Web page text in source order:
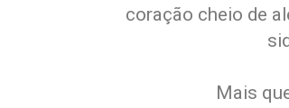
coração cheio de
Mais